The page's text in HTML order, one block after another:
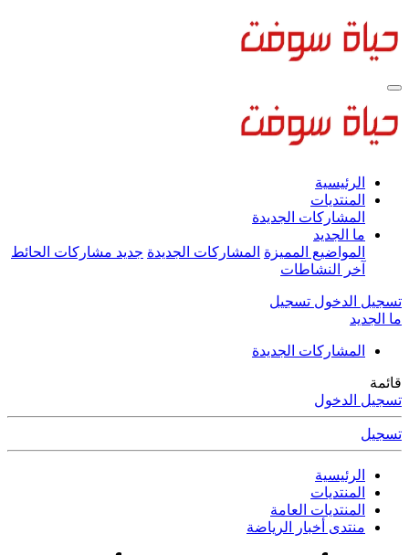
الرئيسية
المنتديات
المشاركات الجديدة
ما الجديد
المواضيع المميزة المشاركات الجديدة جديد مشاركات الحائط
آخر النشاطات
تسجيل الدخول تسجيل
ما الجديد
المشاركات الجديدة
قائمة
تسجيل الدخول
تسجيل
الرئيسية
المنتديات
المنتديات العامة
منتدى أخبار الرياضة